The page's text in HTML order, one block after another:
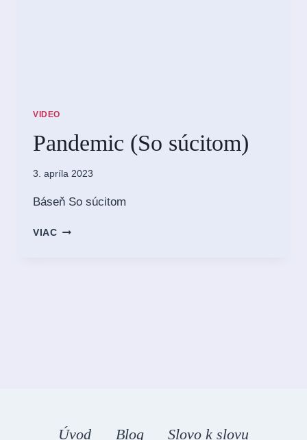
VIDEO
Pandemic (So súcitom)
3. apríla 2023
Báseň So súcitom
VIACPANDEMIC
Úvod Blog Slovo k slovu